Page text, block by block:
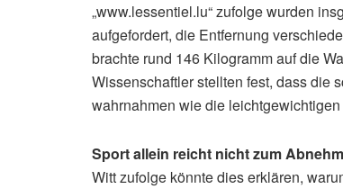
„www.lessentiel.lu“ zufolge wurden
aufgefordert, die Entfernung
brachte rund 146 Kilogramm auf die
Wissenschaftler stellten fest, dass die
wahrnahmen wie die leichtgewichtigen
Sport allein reicht nicht zum
Witt zufolge könnte dies erklären,